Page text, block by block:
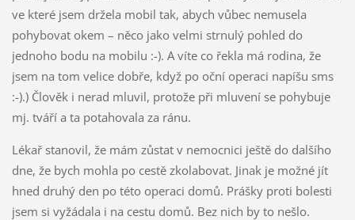
ve které jsem držela mobil tak, abych vůbec nemusela
pohybovat okem – něco jako velmi strnulý pohled do
jednoho bodu na mobilu :-). A víte co řekla má rodina, že
jsem na tom velice dobře, když po oční operaci napíšu sms
:-).) Člověk i nerad mluvil, protože při mluvení se pohybuje
mj. tváří a ta potahovala za ránu.
Lékař stanovil, že mám zůstat v nemocnici ještě do dalšího
dne, že bych mohla po cestě zkolabovat. Jinak je možné jít
hned druhý den po této operaci domů. Prášky proti bolesti
jsem si vyžádala i na cestu domů. Bez nich by to nešlo.